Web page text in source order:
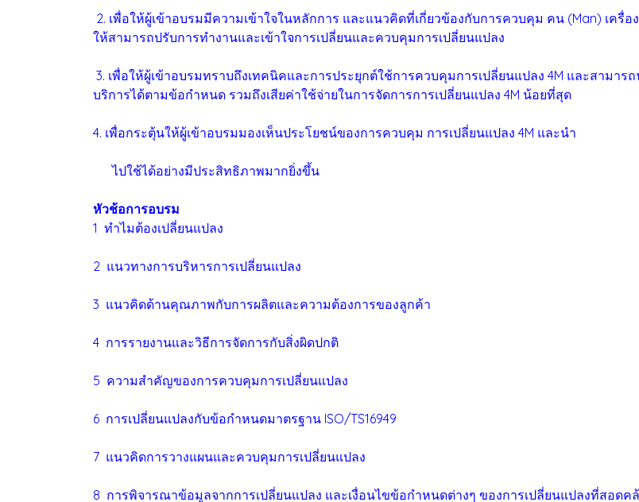
2. เพื่อให้ผู้เข้าอบรมมีความเข้าใจในหลักการ และแนวคิดที่เกี่ยวข้องกับการควบคุม คน (Man) เครื่
ให้สามารถปรับการทำงานและเข้าใจการเปลี่ยนและควบคุมการเปลี่ยนแปลง
3. เพื่อให้ผู้เข้าอบรมทราบถึงเทคนิคและการประยุกต์ใช้การควบคุมการเปลี่ยนแปลง 4M และสามา
บริการได้ตามข้อกำหนด รวมถึงเสียค่าใช้จ่ายในการจัดการการเปลี่ยนแปลง 4M น้อยที่สุด
4. เพื่อกระตุ้นให้ผู้เข้าอบรมมองเห็นประโยชน์ของการควบคุม การเปลี่ยนแปลง 4M และนำ
ไปใช้ได้อย่างมีประสิทธิภาพมากยิ่งขึ้น
หัวช้อการอบรม
1 ทำไมต้องเปลี่ยนแปลง
2 แนวทางการบริหารการเปลี่ยนแปลง
3 แนวคิดด้านคุณภาพกับการผลิตและความต้องการของลูกค้า
4 การรายงานและวิธีการจัดการกับสิ่งผิดปกติ
5 ความสำคัญของการควบคุมการเปลี่ยนแปลง
6 การเปลี่ยนแปลงกับข้อกำหนดมาตรฐาน ISO/TS16949
7 แนวคิดการวางแผนและควบคุมการเปลี่ยนแปลง
8 การพิจารณาข้อมูลจากการเปลี่ยนแปลง และเงื่อนไขข้อกำหนดต่างๆ ของการเปลี่ยนแปลงที่สอ